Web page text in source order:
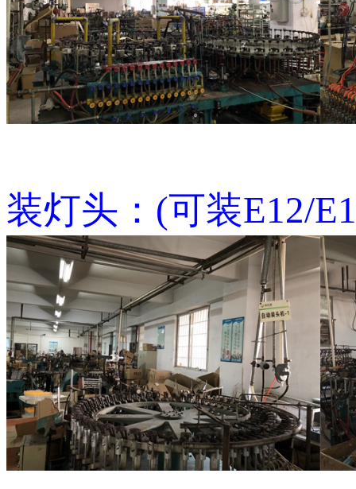
装灯头：(可装E12/